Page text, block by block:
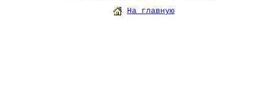
На главную